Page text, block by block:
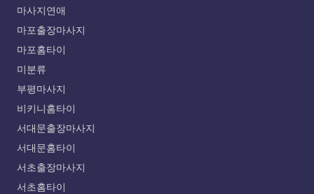
마사지연애
마포출장마사지
마포홈타이
미분류
부평마사지
비키니홈타이
서대문출장마사지
서대문홈타이
서초출장마사지
서초홈타이